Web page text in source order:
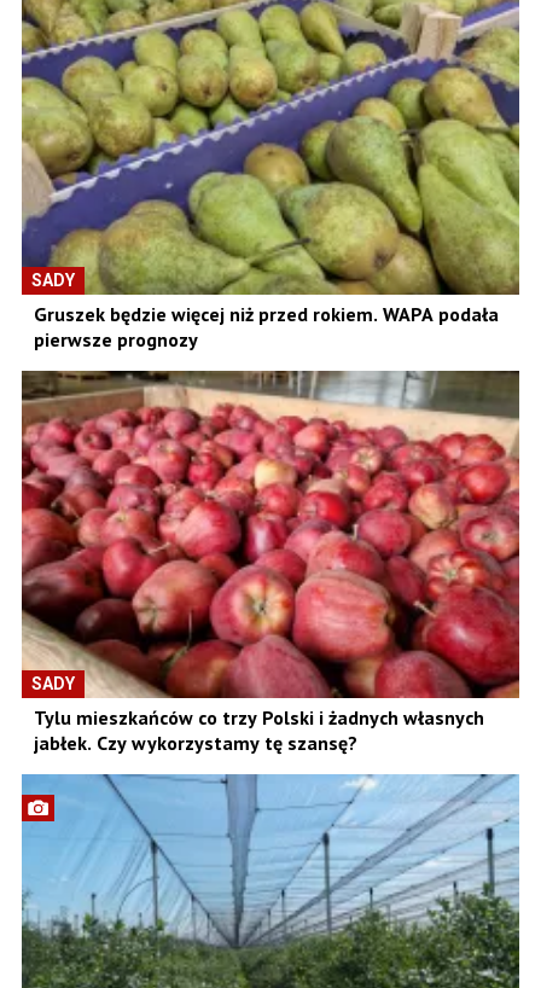
SADY
Gruszek będzie więcej niż przed rokiem. WAPA podała
pierwsze prognozy
SADY
Tylu mieszkańców co trzy Polski i żadnych własnych
jabłek. Czy wykorzystamy tę szansę?